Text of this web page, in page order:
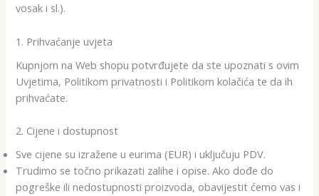
vosak i sl.).
1. Prihvaćanje uvjeta
Kupnjom na Web shopu potvrđujete da ste upoznati s ovim
Uvjetima, Politikom privatnosti i Politikom kolačića te da ih
prihvaćate.
2. Cijene i dostupnost
Sve cijene su izražene u eurima (EUR) i uključuju PDV.
Trudimo se točno prikazati zalihe i opise. Ako dođe do
pogreške ili nedostupnosti proizvoda, obavijestit ćemo vas i